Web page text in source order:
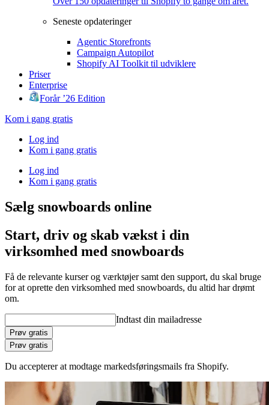
Seneste opdateringer
Agentic Storefronts
Campaign Autopilot
Shopify AI Toolkit til udviklere
Priser
Enterprise
Forår ’26 Edition
Kom i gang gratis
Log ind
Kom i gang gratis
Log ind
Kom i gang gratis
Sælg snowboards online
Start, driv og skab vækst i din
virksomhed med snowboards
Få de relevante kurser og værktøjer samt den support, du skal bruge
for at oprette den virksomhed med snowboards, du altid har drømt
om.
Indtast din mailadresse
Prøv gratis
Prøv gratis
Du accepterer at modtage markedsføringsmails fra Shopify.